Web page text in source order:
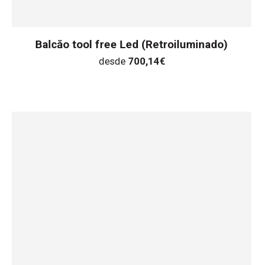
Balcăo tool free Led (Retroiluminado)
desde 700,14€